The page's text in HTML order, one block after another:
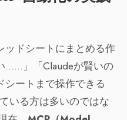
ッドシートにまとめる作
……」「Claudeが賢いの
シートまで操作できる
いる方は多いのではな